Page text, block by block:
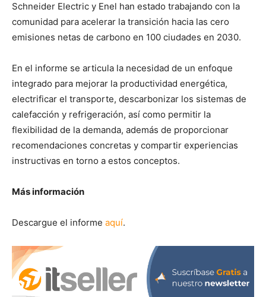
Schneider Electric y Enel han estado trabajando con la
comunidad para acelerar la transición hacia las cero
emisiones netas de carbono en 100 ciudades en 2030.
En el informe se articula la necesidad de un enfoque
integrado para mejorar la productividad energética,
electrificar el transporte, descarbonizar los sistemas de
calefacción y refrigeración, así como permitir la
flexibilidad de la demanda, además de proporcionar
recomendaciones concretas y compartir experiencias
instructivas en torno a estos conceptos.
Más información
Descargue el informe aquí.